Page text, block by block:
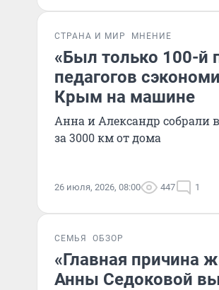
СТРАНА И МИР МНЕНИЕ
«Был только 100-й
педагогов
Крым на машине
Анна и Александр собрали
за 3000 км от дома
26 июля, 2026, 08:00 447 1
СЕМЬЯ ОБЗОР
«Главная причина
Анны Седоковой